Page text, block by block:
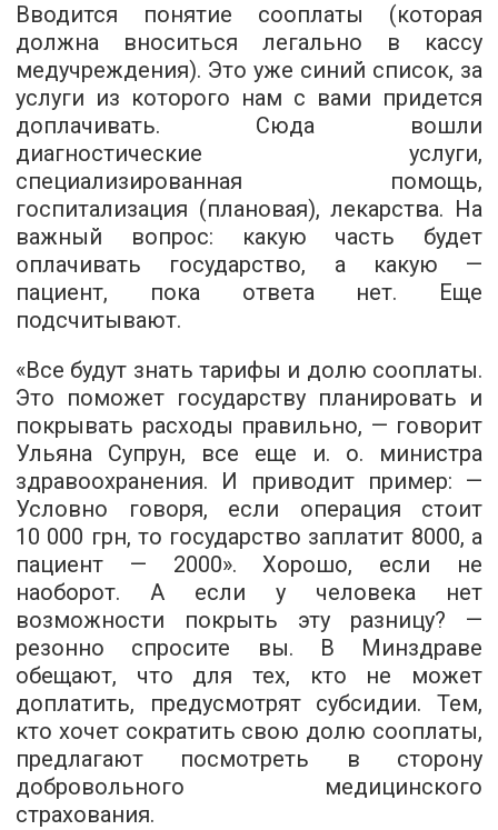
Вводится понятие сооплаты (которая
должна вноситься легально в кассу
медучреждения). Это уже синий список, за
услуги из которого нам с вами придется
доплачивать. Сюда вошли
диагностические услуги,
специализированная помощь,
госпитализация (плановая), лекарства. На
важный вопрос: какую часть будет
оплачивать государство, а какую —
пациент, пока ответа нет. Еще
подсчитывают.
«Все будут знать тарифы и долю сооплаты.
Это поможет государству планировать и
покрывать расходы правильно, — говорит
Ульяна Супрун, все еще и. о. министра
здравоохранения. И приводит пример: —
Условно говоря, если операция стоит
10 000 грн, то государство заплатит 8000, а
пациент — 2000». Хорошо, если не
наоборот. А если у человека нет
возможности покрыть эту разницу? —
резонно спросите вы. В Минздраве
обещают, что для тех, кто не может
доплатить, предусмотрят субсидии. Тем,
кто хочет сократить свою долю сооплаты,
предлагают посмотреть в сторону
добровольного медицинского
страхования.